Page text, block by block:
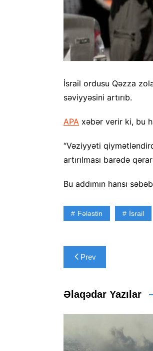
İsrail ordusu Qəzza
səviyyəsini artırıb.
APA xəbər verir ki, bu
“Vəziyyəti
artırılması barədə
Bu addımın hansı
Fələstin İsrail
Yazı
naviqasiyası
Prev
Əlaqədar Yazılar